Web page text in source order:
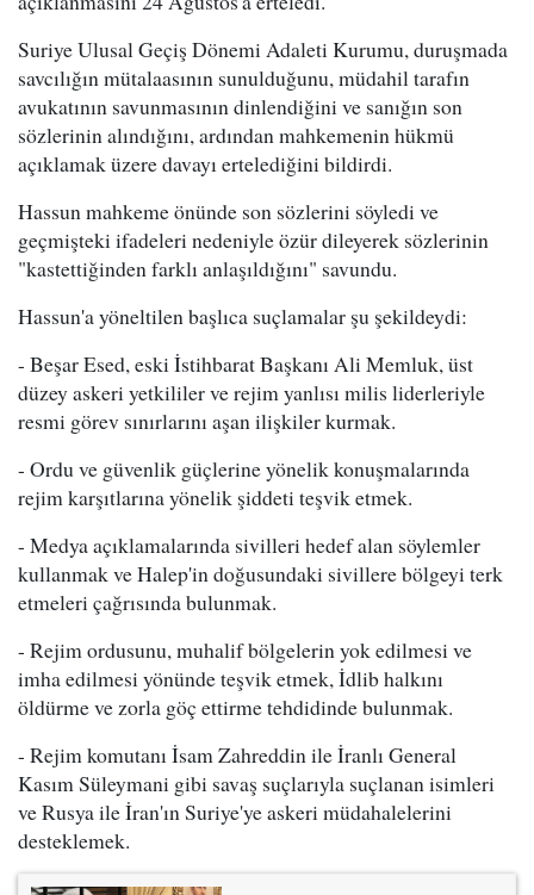
Suriye Ulusal Geçiş Dönemi Adaleti Kurumu, duruşmada
savcılığın mütalaasının sunulduğunu, müdahil tarafın
avukatının savunmasının dinlendiğini ve sanığın son
sözlerinin alındığını, ardından mahkemenin hükmü
açıklamak üzere davayı ertelediğini bildirdi.
Hassun mahkeme önünde son sözlerini söyledi ve
geçmişteki ifadeleri nedeniyle özür dileyerek sözlerinin
"kastettiğinden farklı anlaşıldığını" savundu.
Hassun'a yöneltilen başlıca suçlamalar şu şekildeydi:
- Beşar Esed, eski İstihbarat Başkanı Ali Memluk, üst
düzey askeri yetkililer ve rejim yanlısı milis liderleriyle
resmi görev sınırlarını aşan ilişkiler kurmak.
- Ordu ve güvenlik güçlerine yönelik konuşmalarında
rejim karşıtlarına yönelik şiddeti teşvik etmek.
- Medya açıklamalarında sivilleri hedef alan söylemler
kullanmak ve Halep'in doğusundaki sivillere bölgeyi terk
etmeleri çağrısında bulunmak.
- Rejim ordusunu, muhalif bölgelerin yok edilmesi ve
imha edilmesi yönünde teşvik etmek, İdlib halkını
öldürme ve zorla göç ettirme tehdidinde bulunmak.
- Rejim komutanı İsam Zahreddin ile İranlı General
Kasım Süleymani gibi savaş suçlarıyla suçlanan isimleri
ve Rusya ile İran'ın Suriye'ye askeri müdahalelerini
desteklemek.